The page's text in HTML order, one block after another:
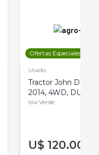
Ofertas Especiales
Usado
Tractor John Deere
2014, 4WD, DUAL
Isla Verde
U$ 120.000